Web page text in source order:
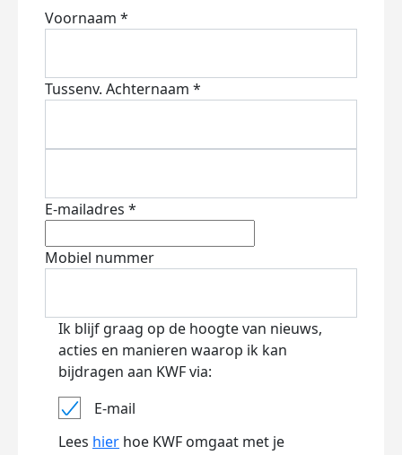
Voornaam *
Tussenv. Achternaam *
E-mailadres *
Mobiel nummer
Ik blijf graag op de hoogte van nieuws,
acties en manieren waarop ik kan
bijdragen aan KWF via:
E-mail
Lees hier hoe KWF omgaat met je